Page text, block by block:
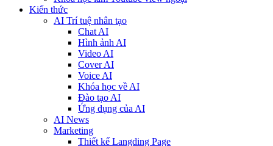
Kiến thức
AI Trí tuệ nhân tạo
Chat AI
Hình ảnh AI
Video AI
Cover AI
Voice AI
Khóa học về AI
Đào tạo AI
Ứng dụng của AI
AI News
Marketing
Thiết kế Langding Page